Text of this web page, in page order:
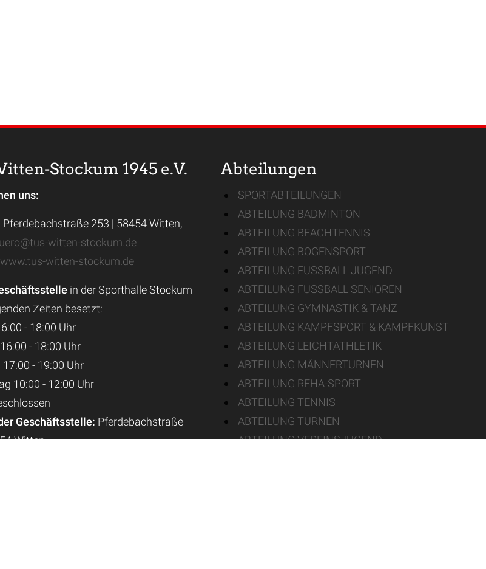
Stockum 1945 e.V.
uns:
253 | 58454 Witten,
witten-stockum.de
www.tus-witten-stockum.de
in der Sporthalle Stockum
Zeiten besetzt:
- 18:00 Uhr
- 18:00 Uhr
17:00 - 19:00 Uhr
10:00 - 12:00 Uhr
Geschäftsstelle: Pferdebachstraße
Witten
Abteilungen
SPORTABTEILUNGEN
ABTEILUNG BADMINTON
ABTEILUNG BEACHTENNIS
ABTEILUNG BOGENSPORT
ABTEILUNG FUSSBALL JUGEND
ABTEILUNG FUSSBALL SENIOREN
ABTEILUNG GYMNASTIK & TANZ
ABTEILUNG KAMPFSPORT & KAMPFKUNST
ABTEILUNG LEICHTATHLETIK
ABTEILUNG MÄNNERTURNEN
ABTEILUNG REHA-SPORT
ABTEILUNG TENNIS
ABTEILUNG TURNEN
ABTEILUNG VEREINSJUGEND